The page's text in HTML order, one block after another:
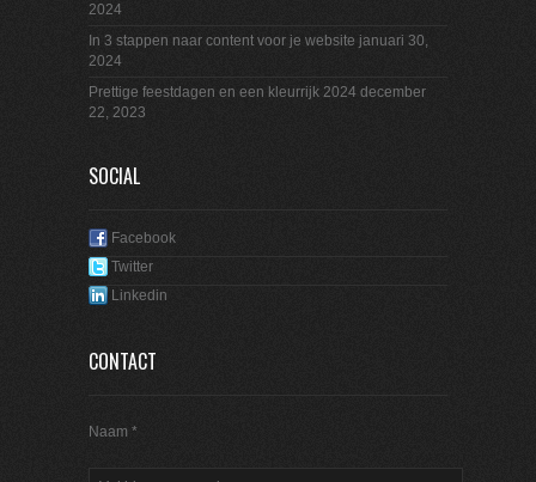
2024
In 3 stappen naar content voor je website januari 30,
2024
Prettige feestdagen en een kleurrijk 2024 december
22, 2023
SOCIAL
Facebook
Twitter
Linkedin
CONTACT
Naam *